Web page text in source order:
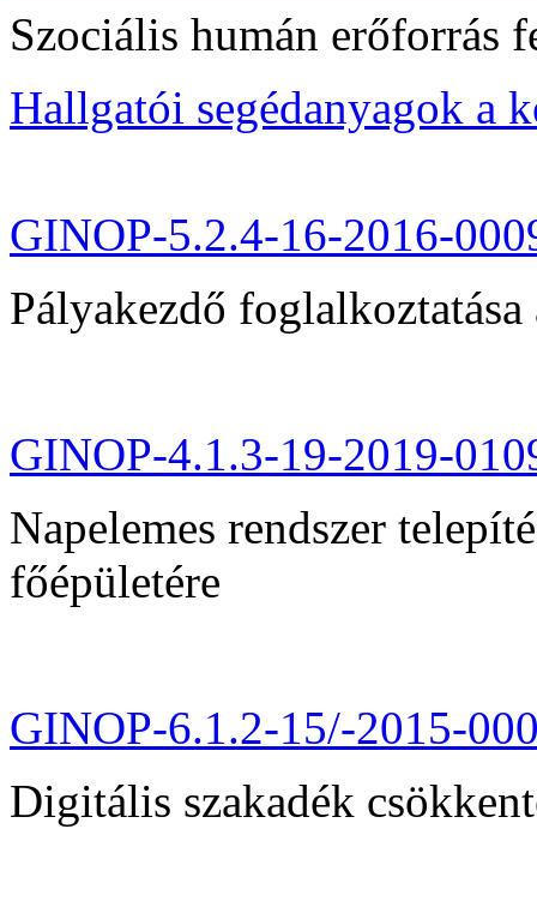
Szociális humán erőforrás
Hallgatói segédanyagok a
GINOP-5.2.4-16-2016-
Pályakezdő
GINOP-4.1.3-19-2019-
Napelemes rendszer
főépületére
GINOP-6.1.2-15/-2015-
Digitális szakadék